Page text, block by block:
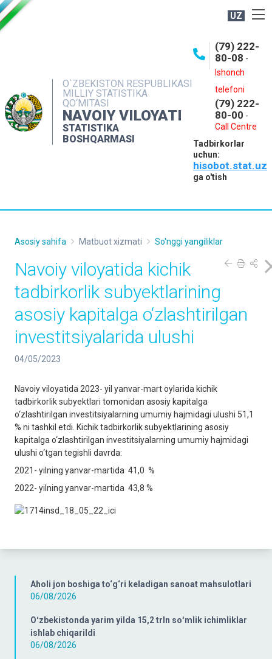
UZ
O`ZBEKISTON RESPUBLIKASI
MILLIY STATISTIKA
QO‘MITASI
NAVOIY VILOYATI
STATISTIKA
BOSHQARMASI
(79) 222-
80-08 -
Ishonch
telefoni
(79) 222-
80-00 -
Call Centre
Tadbirkorlar
uchun:
hisobot.stat.uz
ga o'tish
OCHIQ MA'LUMOTLAR
INTERAKTIV XIZMATLAR
MUROJAATLAR
Aholi jon boshiga to‘g‘ri keladigan sanoat mahsulotlari
06/08/2026
Oʻzbekistonda yarim yilda 15,2 trln soʻmlik ichimliklar
ishlab chiqarildi
06/08/2026
Asosiy sahifa Matbuot xizmati So'nggi yangiliklar
Navoiy viloyatida kichik
tadbirkorlik subyektlarining
asosiy kapitalga o‘zlashtirilgan
investitsiyalarida ulushi
04/05/2023
Navoiy viloyatida 2023- yil yanvar-mart oylarida kichik
tadbirkorlik subyektlari tomonidan asosiy kapitalga
o‘zlashtirilgan investitsiyalarning umumiy hajmidagi ulushi 51,1
% ni tashkil etdi. Kichik tadbirkorlik subyektlarining asosiy
kapitalga o‘zlashtirilgan investitsiyalarning umumiy hajmidagi
ulushi o‘tgan tegishli davrda:
2021- yilning yanvar-martida 41,0 %
2022- yilning yanvar-martida 43,8 %